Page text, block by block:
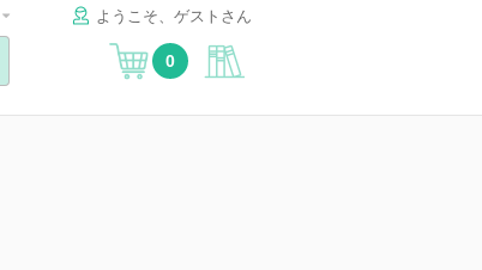
ようこそ、ゲストさん
0